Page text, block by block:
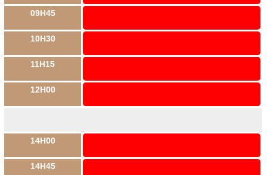
09H45
10H30
11H15
12H00
14H00
14H45